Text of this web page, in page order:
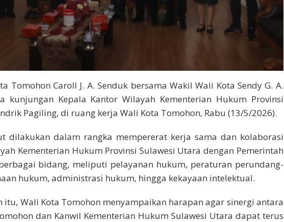
Tomohon Caroll J. A. Senduk bersama Wakil Wali Kota Sendy G. A.
kunjungan Kepala Kantor Wilayah Kementerian Hukum Provinsi
Pagiling, di ruang kerja Wali Kota Tomohon, Rabu (13/5/2026).
dilakukan dalam rangka mempererat kerja sama dan kolaborasi
Kementerian Hukum Provinsi Sulawesi Utara dengan Pemerintah
bidang, meliputi pelayanan hukum, peraturan perundang-
hukum, administrasi hukum, hingga kekayaan intelektual.
itu, Wali Kota Tomohon menyampaikan harapan agar sinergi antara
dan Kanwil Kementerian Hukum Sulawesi Utara dapat terus